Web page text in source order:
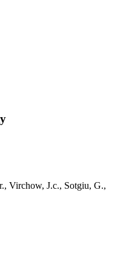
Virchow, J.c., Sotgiu, G.,